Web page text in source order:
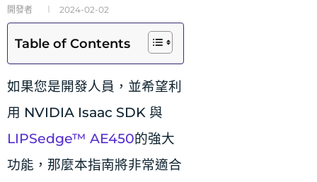
開發者 2024-02-02
Table of Contents
如果您是開發人員，並希望利
用 NVIDIA Isaac SDK 與
LIPSedge™ AE450的強大
功能，那麼本指南將非常適合